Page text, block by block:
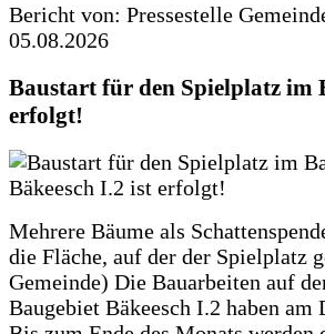
Bericht von: Pressestelle
05.08.2026
Baustart für den Spielplatz im
erfolgt!
Mehrere Bäume als
die Fläche, auf der der Spielplatz
Gemeinde) Die Bauarbeiten auf
Baugebiet Bäkeesch I.2 haben